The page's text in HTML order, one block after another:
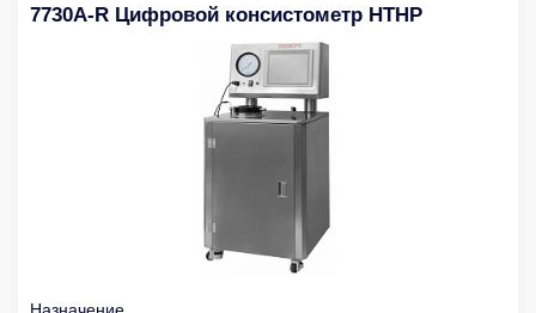
7730A-R Цифровой консистометр HTHP
Назначение